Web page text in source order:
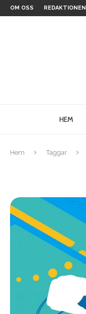
OM OSS REDAKTIONEN
HEM
Hem Taggar